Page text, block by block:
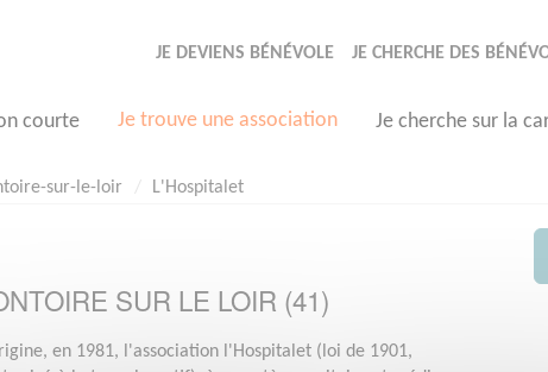
JE DEVIENS BÉNÉVOLE JE CHERCHE DES
courte Je trouve une association Je cherche sur la
sur-le-loir L'Hospitalet
SUR LE LOIR (41)
en 1981, l'association l'Hospitalet (loi de 1901,